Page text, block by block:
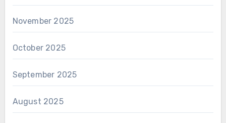
November 2025
October 2025
September 2025
August 2025